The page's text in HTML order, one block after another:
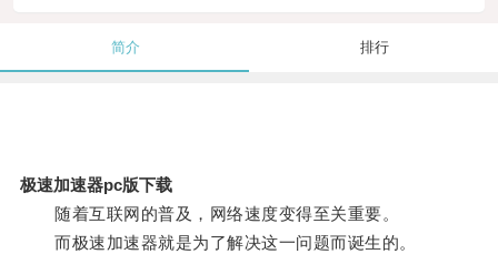
简介 排行
极速加速器pc版下载
随着互联网的普及，网络速度变得至关重要。
而极速加速器就是为了解决这一问题而诞生的。